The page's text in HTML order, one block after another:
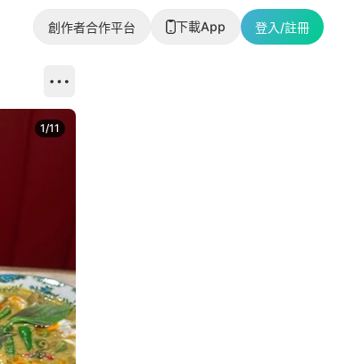
創作者合作平台 下載App 登入/註冊
1/11